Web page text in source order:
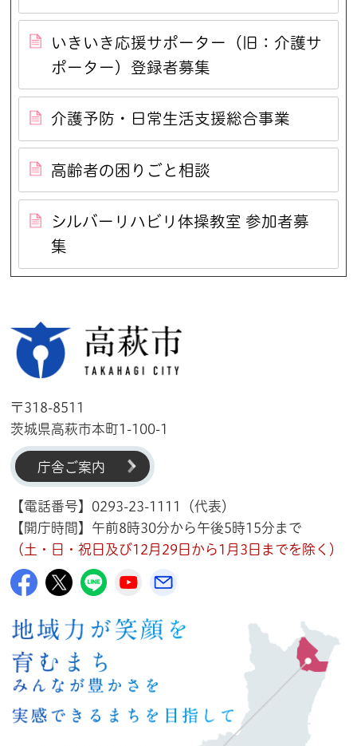
いきいき応援サポーター（旧：介護サ
ポーター）登録者募集
介護予防・日常生活支援総合事業
高齢者の困りごと相談
シルバーリハビリ体操教室 参加者募
集
〒318-8511
茨城県高萩市本町1-100-1
庁舎ご案内
【電話番号】0293-23-1111（代表）
【開庁時間】午前8時30分から午後5時15分まで
（土・日・祝日及び12月29日から1月3日までを除く）
高萩市公式Facebook
高萩市公式X
高萩市公式LINE
高萩市YouTube公式チャンネル